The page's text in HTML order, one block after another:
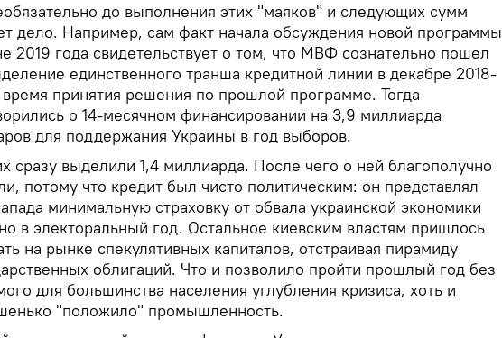
до выполнения этих "маяков" и следующих сумм
дело. Например, сам факт начала обсуждения новой программы
2019 года свидетельствует о том, что МВФ сознательно пошел
единственного транша кредитной линии в декабре 2018-
время принятия решения по прошлой программе. Тогда
о 14-месячном финансировании на 3,9 миллиарда
для поддержания Украины в год выборов.
сразу выделили 1,4 миллиарда. После чего о ней благополучно
потому что кредит был чисто политическим: он представлял
минимальную страховку от обвала украинской экономики
в электоральный год. Остальное киевским властям пришлось
на рынке спекулятивных капиталов, отстраивая пирамиду
облигаций. Что и позволило пройти прошлый год без
для большинства населения углубления кризиса, хоть и
"положило" промышленность.